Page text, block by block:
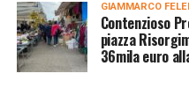
GIAMMARCO
Contenzioso
piazza
36mila euro